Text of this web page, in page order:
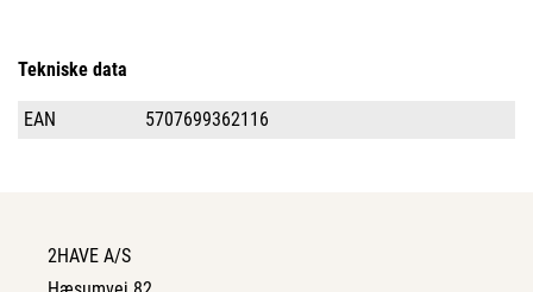
Tekniske data
EAN 5707699362116
2HAVE A/S